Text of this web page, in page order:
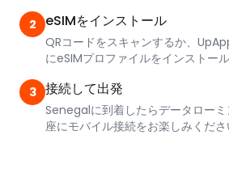
2 eSIMをインストール
QRコードをスキャンするか、
にeSIMプロファイルをインストール
3 接続して出発
Senegalに到着したらデータロー
座にモバイル接続をお楽しみくださ